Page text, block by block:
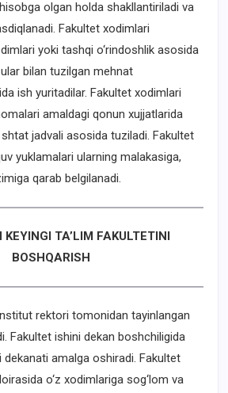
olgan holda shakllantiriladi va
Fakultet xodimlari
yoki tashqi o‘rindoshlik asosida
bilan tuzilgan mehnat
ish yuritadilar. Fakultet xodimlari
amaldagi qonun xujjatlarida
jadvali asosida tuziladi. Fakultet
yuklamalari ularning malakasiga,
qarab belgilanadi.
TA’LIM FAKULTETINI
BOSHQARISH
rektori tomonidan tayinlangan
Fakultet ishini dekan boshchiligida
amalga oshiradi. Fakultet
o‘z xodimlariga sog‘lom va